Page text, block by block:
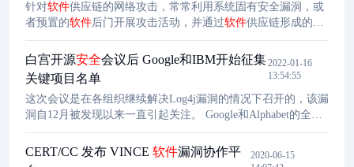
可靠的应用程序。为了实现这一目标，他们严重依赖开源代码
针对软件供应链的网络攻击，常常利用系统固有安全漏洞，或
者预置的软件后门开展攻击活动，并通过软件供应链形成的网
链结构将攻击效果向下游传播给供应链中所有参与者。近年
来，软件供应链网络攻击事件频发，影响越来越大。据
Accenture 公司调查，2016 年 60% 以上的网络攻击是供应链攻
击。装备软件供应链
安全风险将会给国家和军队带来重大安全挑战，产生的后果不
堪设想。
白宫开源安全会议后 Google和IBM开始征集
关键项目名单
2022-01-16
13:54:55
这次会议是在各组织继续解决Log4j漏洞的情况下召开的，该漏
洞自12月被发现以来一直引起关注。 Google和Alphabet的全球
事务总裁肯特-沃克说，鉴于数字基础设施对世界的重要性，现
在是时候开始用我们对待物理基础设施的方式来考虑它了。 沃
克说："开源
是大部分网络世界的连接组织--它应该得到我
CERT/CC 发布 VINCE 软件漏洞协作平
2020-06-15